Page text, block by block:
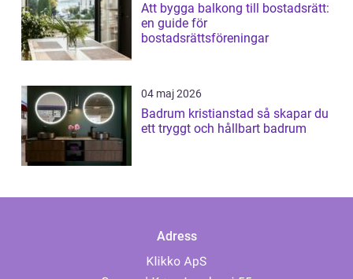
Att bygga balkong till bostadsrätt:
en guide för
bostadsrättsföreningar
04 maj 2026
Badrum kristianstad så skapar du
ett tryggt och hållbart badrum
Adress